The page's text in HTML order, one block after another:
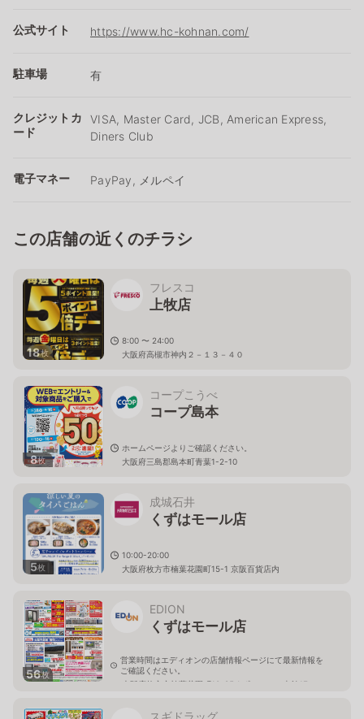
公式サイト https://www.hc-kohnan.com/
駐車場 有
クレジットカ
ード
VISA, Master Card, JCB, American Express,
Diners Club
電子マネー PayPay, メルペイ
この店舗の近くのチラシ
18枚
フレスコ
上牧店
8:00 〜 24:00
大阪府高槻市神内２－１３－４０
8枚
コープこうべ
コープ島本
ホームページよりご確認ください。
大阪府三島郡島本町青葉1-2-10
5枚
成城石井
くずはモール店
10:00-20:00
大阪府枚方市楠葉花園町15-1 京阪百貨店内
56枚
EDION
くずはモール店
営業時間はエディオンの店舗情報ページにて最新情報を
ご確認ください。
大阪府枚方市楠葉花園町10-85くずはモール南館1F
スギドラッグ